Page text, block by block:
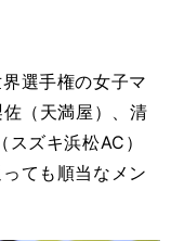
選手権の女子マ
（天満屋）、清
ズキ浜松AC）
ても順当なメン